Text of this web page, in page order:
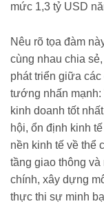
mức 1,3 tỷ USD
Nêu rõ tọa đàm
cùng nhau chia
phát triển giữa
tướng nhấn mạnh:
kinh doanh tốt
hội, ổn định kinh
nền kinh tế về thể
tầng giao thông
chính, xây dựng
thực thi sự minh